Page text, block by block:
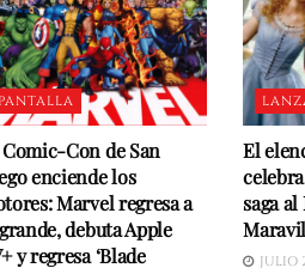
PANTALLA
Con de San
enciende los
Marvel regresa a
debuta Apple
y regresa ‘Blade
El
saga al
JULIO